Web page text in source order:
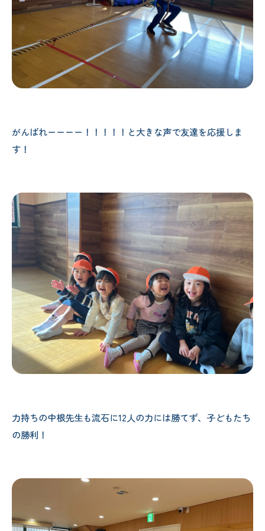
がんばれーーーー！！！！！と大きな声で友達を応援しま
す！
力持ちの中根先生も流石に12人の力には勝てず、子どもたち
の勝利！